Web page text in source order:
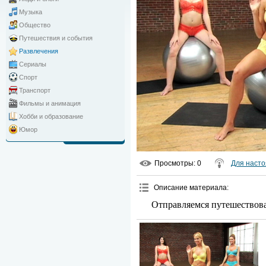
Музыка
Общество
Путешествия и события
Развлечения
Сериалы
Спорт
Транспорт
Фильмы и анимация
Хобби и образование
Юмор
Просмотры: 0 Для
Описание материала:
Отправляемся